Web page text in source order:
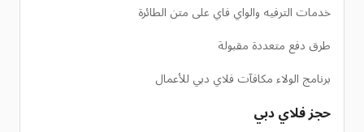
خدمات الترفيه والواي فاي على متن الطائرة
طرق دفع متعددة مقبولة
برنامج الولاء مكافآت فلاي دبي للأعمال
حجز فلاي دبي